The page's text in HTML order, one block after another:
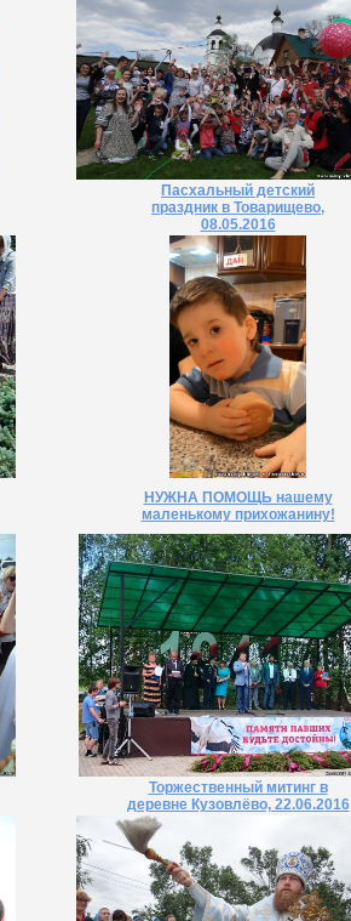
Пасхальный детский
праздник в Товарищево,
08.05.2016
НУЖНА ПОМОЩЬ нашему
маленькому прихожанину!
Торжественный митинг в
деревне Кузовлёво, 22.06.2016